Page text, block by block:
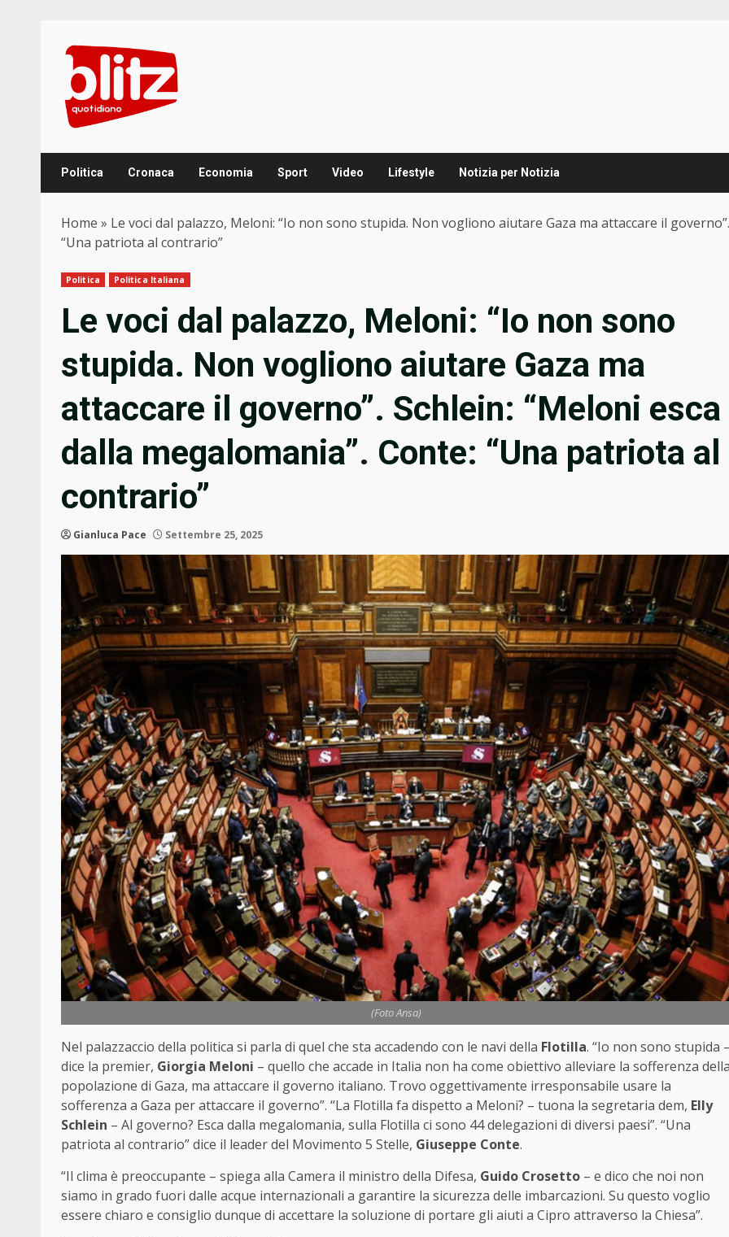
content
Politica Cronaca Economia Sport Video Lifestyle Notizia per Notizia
Home » Le voci dal palazzo, Meloni: “Io non sono stupida. Non vogliono aiutare Gaza ma attaccare il
“Una patriota al contrario”
Politica Politica Italiana
Le voci dal palazzo, Meloni: “Io non sono
stupida. Non vogliono aiutare Gaza ma
attaccare il governo”. Schlein: “Meloni esca
dalla megalomania”. Conte: “Una patriota al
contrario”
Gianluca Pace Settembre 25, 2025
(Foto Ansa)
Nel palazzaccio della politica si parla di quel che sta accadendo con le navi della Flotilla. “Io non sono stupida
dice la premier, Giorgia Meloni – quello che accade in Italia non ha come obiettivo alleviare la sofferenza
popolazione di Gaza, ma attaccare il governo italiano. Trovo oggettivamente irresponsabile usare la
sofferenza a Gaza per attaccare il governo”. “La Flotilla fa dispetto a Meloni? – tuona la segretaria dem, Elly
Schlein – Al governo? Esca dalla megalomania, sulla Flotilla ci sono 44 delegazioni di diversi paesi”. “Una
patriota al contrario” dice il leader del Movimento 5 Stelle, Giuseppe Conte.
“Il clima è preoccupante – spiega alla Camera il ministro della Difesa, Guido Crosetto – e dico che noi non
siamo in grado fuori dalle acque internazionali a garantire la sicurezza delle imbarcazioni. Su questo voglio
essere chiaro e consiglio dunque di accettare la soluzione di portare gli aiuti a Cipro attraverso la Chiesa”.